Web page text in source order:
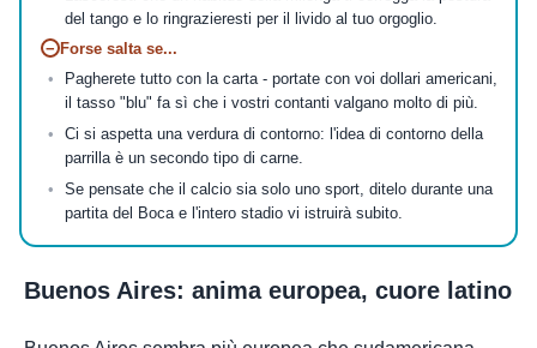
del tango e lo ringrazieresti per il livido al tuo orgoglio.
− Forse salta se...
Pagherete tutto con la carta - portate con voi dollari americani,
il tasso "blu" fa sì che i vostri contanti valgano molto di più.
Ci si aspetta una verdura di contorno: l'idea di contorno della
parrilla è un secondo tipo di carne.
Se pensate che il calcio sia solo uno sport, ditelo durante una
partita del Boca e l'intero stadio vi istruirà subito.
Buenos Aires: anima europea, cuore latino